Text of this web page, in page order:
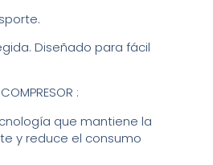
Diseñado para fácil
:
que mantiene la
y reduce el consumo